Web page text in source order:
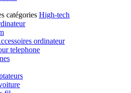
catégories High-tech
ordinateur
telephone